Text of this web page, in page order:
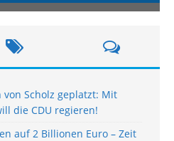
Scholz geplatzt: Mit
die CDU regieren!
auf 2 Billionen Euro – Zeit